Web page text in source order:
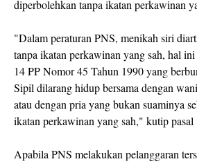
diperbolehkan tanpa ikatan perkawinan
"Dalam peraturan PNS, menikah siri
tanpa ikatan perkawinan yang sah, hal
14 PP Nomor 45 Tahun 1990 yang
Sipil dilarang hidup bersama dengan
atau dengan pria yang bukan suaminya
ikatan perkawinan yang sah," kutip pasal
Apabila PNS melakukan pelanggaran